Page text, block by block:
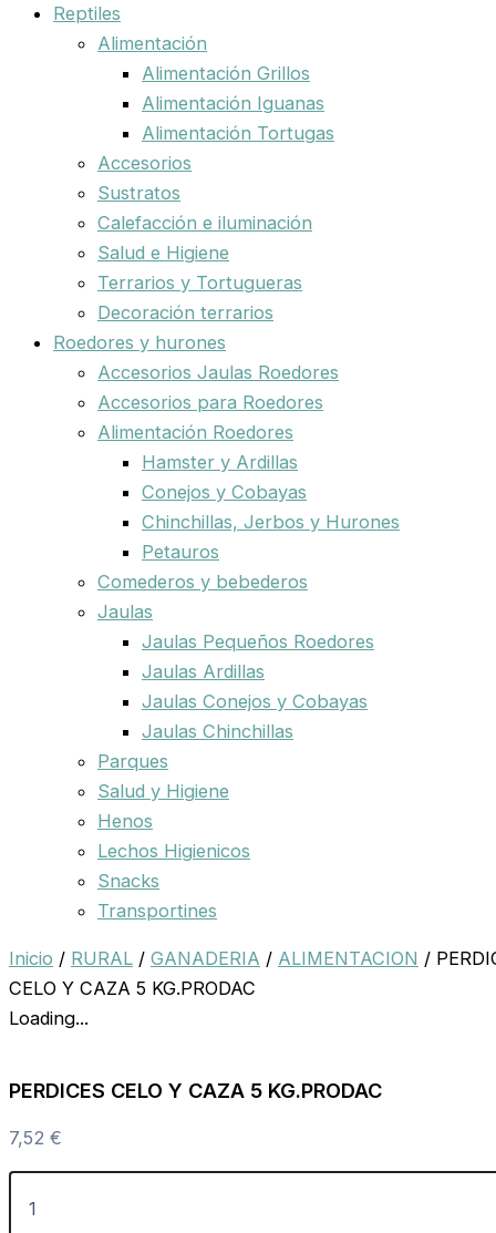
Reptiles
Alimentación
Alimentación Grillos
Alimentación Iguanas
Alimentación Tortugas
Accesorios
Sustratos
Calefacción e iluminación
Salud e Higiene
Terrarios y Tortugueras
Decoración terrarios
Roedores y hurones
Accesorios Jaulas Roedores
Accesorios para Roedores
Alimentación Roedores
Hamster y Ardillas
Conejos y Cobayas
Chinchillas, Jerbos y Hurones
Petauros
Comederos y bebederos
Jaulas
Jaulas Pequeños Roedores
Jaulas Ardillas
Jaulas Conejos y Cobayas
Jaulas Chinchillas
Parques
Salud y Higiene
Henos
Lechos Higienicos
Snacks
Transportines
Inicio / RURAL / GANADERIA / ALIMENTACION /
CELO Y CAZA 5 KG.PRODAC
Loading...
PERDICES CELO Y CAZA 5 KG.PRODAC
7,52 €